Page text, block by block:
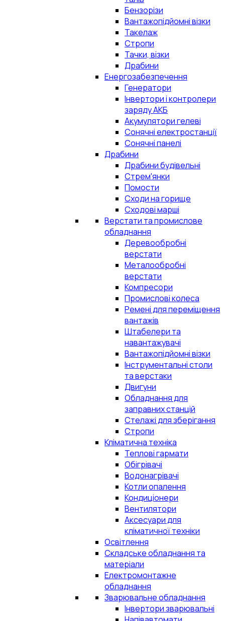
Бензорізи
Вантажопідйомні візки
Такелаж
Стропи
Тачки, візки
Драбини
Енергозабезпечення
Генератори
Інвертори і контролери
заряду АКБ
Акумулятори гелеві
Сонячні електростанції
Сонячні панелі
Драбини
Драбини будівельні
Стрем'янки
Помости
Сходи на горище
Сходові марші
Верстати та промислове
обладнання
Деревообробні
верстати
Металообробні
верстати
Компресори
Промислові колеса
Ремені для переміщення
вантажів
Штабелери та
навантажувачі
Вантажопідйомні візки
Інструментальні столи
та верстаки
Двигуни
Обладнання для
заправних станцій
Стелажі для зберігання
Стропи
Кліматична техніка
Теплові гармати
Обігрівачі
Водонагрівачі
Котли опалення
Кондиціонери
Вентилятори
Аксесуари для
кліматичної техніки
Освітлення
Складське обладнання та
матеріали
Електромонтажне
обладнання
Зварювальне обладнання
Інвертори зварювальні